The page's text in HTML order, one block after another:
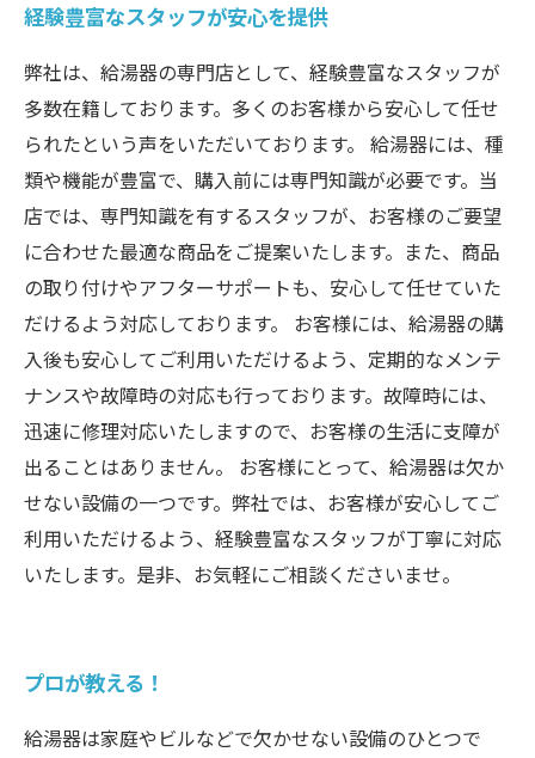
経験豊富なスタッフが安心を提供
弊社は、給湯器の専門店として、経験豊富なスタッフが
多数在籍しております。多くのお客様から安心して任せ
られたという声をいただいております。 給湯器には、種
類や機能が豊富で、購入前には専門知識が必要です。当
店では、専門知識を有するスタッフが、お客様のご要望
に合わせた最適な商品をご提案いたします。また、商品
の取り付けやアフターサポートも、安心して任せていた
だけるよう対応しております。 お客様には、給湯器の購
入後も安心してご利用いただけるよう、定期的なメンテ
ナンスや故障時の対応も行っております。故障時には、
迅速に修理対応いたしますので、お客様の生活に支障が
出ることはありません。 お客様にとって、給湯器は欠か
せない設備の一つです。弊社では、お客様が安心してご
利用いただけるよう、経験豊富なスタッフが丁寧に対応
いたします。是非、お気軽にご相談くださいませ。
プロが教える！
給湯器は家庭やビルなどで欠かせない設備のひとつで